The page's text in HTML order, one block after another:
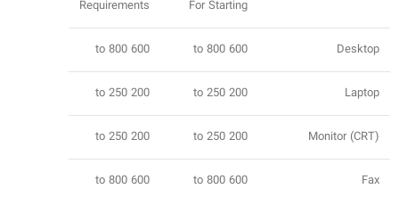
For Starting
Requirements
Desktop
600 to 800
600 to 800
Laptop
200 to 250
200 to 250
Monitor (CRT)
200 to 250
200 to 250
Fax
600 to 800
600 to 800